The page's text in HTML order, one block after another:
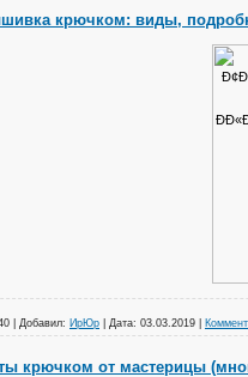
крючком: виды,
Добавил: ИрЮр Дата: 03.03.2019
крючком от мастерицы